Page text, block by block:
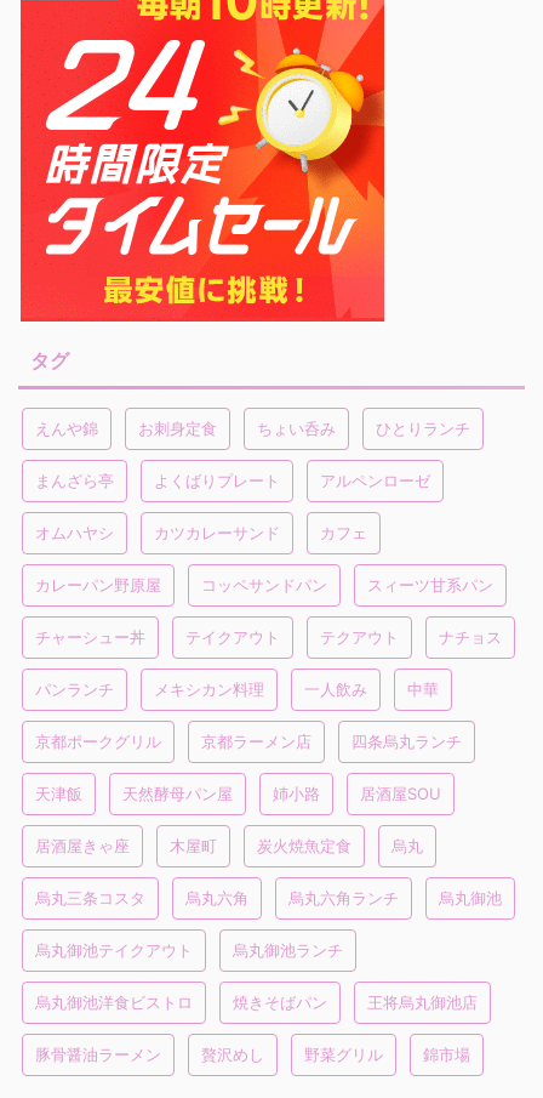
タグ
えんや錦 お刺身定食 ちょい呑み ひとりランチ
まんざら亭 よくばりプレート アルペンローゼ
オムハヤシ カツカレーサンド カフェ
カレーパン野原屋 コッペサンドパン スィーツ甘系パン
チャーシュー丼 テイクアウト テクアウト ナチョス
パンランチ メキシカン料理 一人飲み 中華
京都ポークグリル 京都ラーメン店 四条烏丸ランチ
天津飯 天然酵母パン屋 姉小路 居酒屋SOU
居酒屋きゃ座 木屋町 炭火焼魚定食 烏丸
烏丸三条コスタ 烏丸六角 烏丸六角ランチ 烏丸御池
烏丸御池テイクアウト 烏丸御池ランチ
烏丸御池洋食ビストロ 焼きそばパン 王将烏丸御池店
豚骨醤油ラーメン 贅沢めし 野菜グリル 錦市場